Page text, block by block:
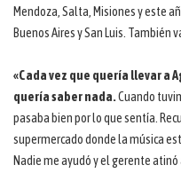
Mendoza, Salta, Misiones y este
Buenos Aires y San Luis. También
«Cada vez que quería llevar a
quería saber nada.Cuando
pasaba bien por lo que sentía.
supermercado donde la música
Nadie me ayudó y el gerente atinó